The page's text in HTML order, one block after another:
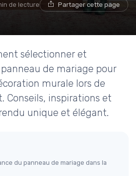
de lecture Partager cette page
sélectionner et
de mariage pour
murale lors de
Conseils, inspirations et
unique et élégant.
du panneau de mariage dans la